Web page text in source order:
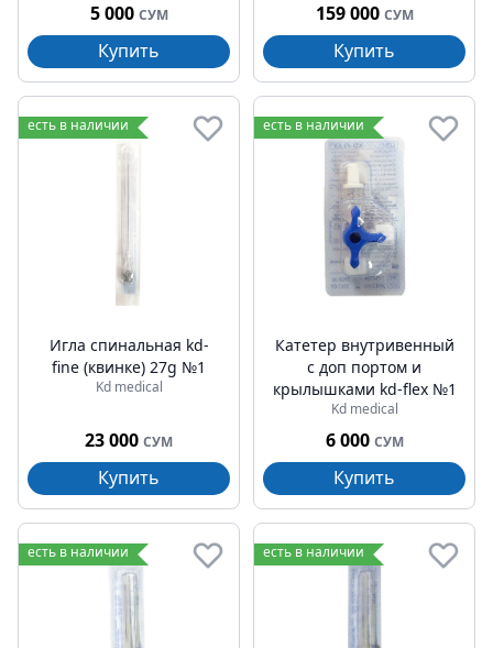
5 000 СУМ
Купить
159 000 СУМ
Купить
есть в наличии
Игла спинальная kd-
fine (квинке) 27g №1
Kd medical
23 000 СУМ
Купить
есть в наличии
Катетер внутривенный
с доп портом и
крылышками kd-flex №1
Kd medical
6 000 СУМ
Купить
есть в наличии есть в наличии